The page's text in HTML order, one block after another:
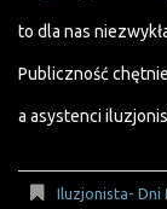
to dla nas
Publiczność
a asystenci
Iluzjonista- Dni